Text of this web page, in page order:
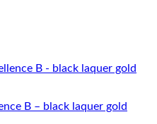
B – black laquer gold